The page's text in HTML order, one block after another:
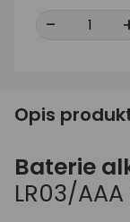
-
Opis
Baterie
LR03/AAA